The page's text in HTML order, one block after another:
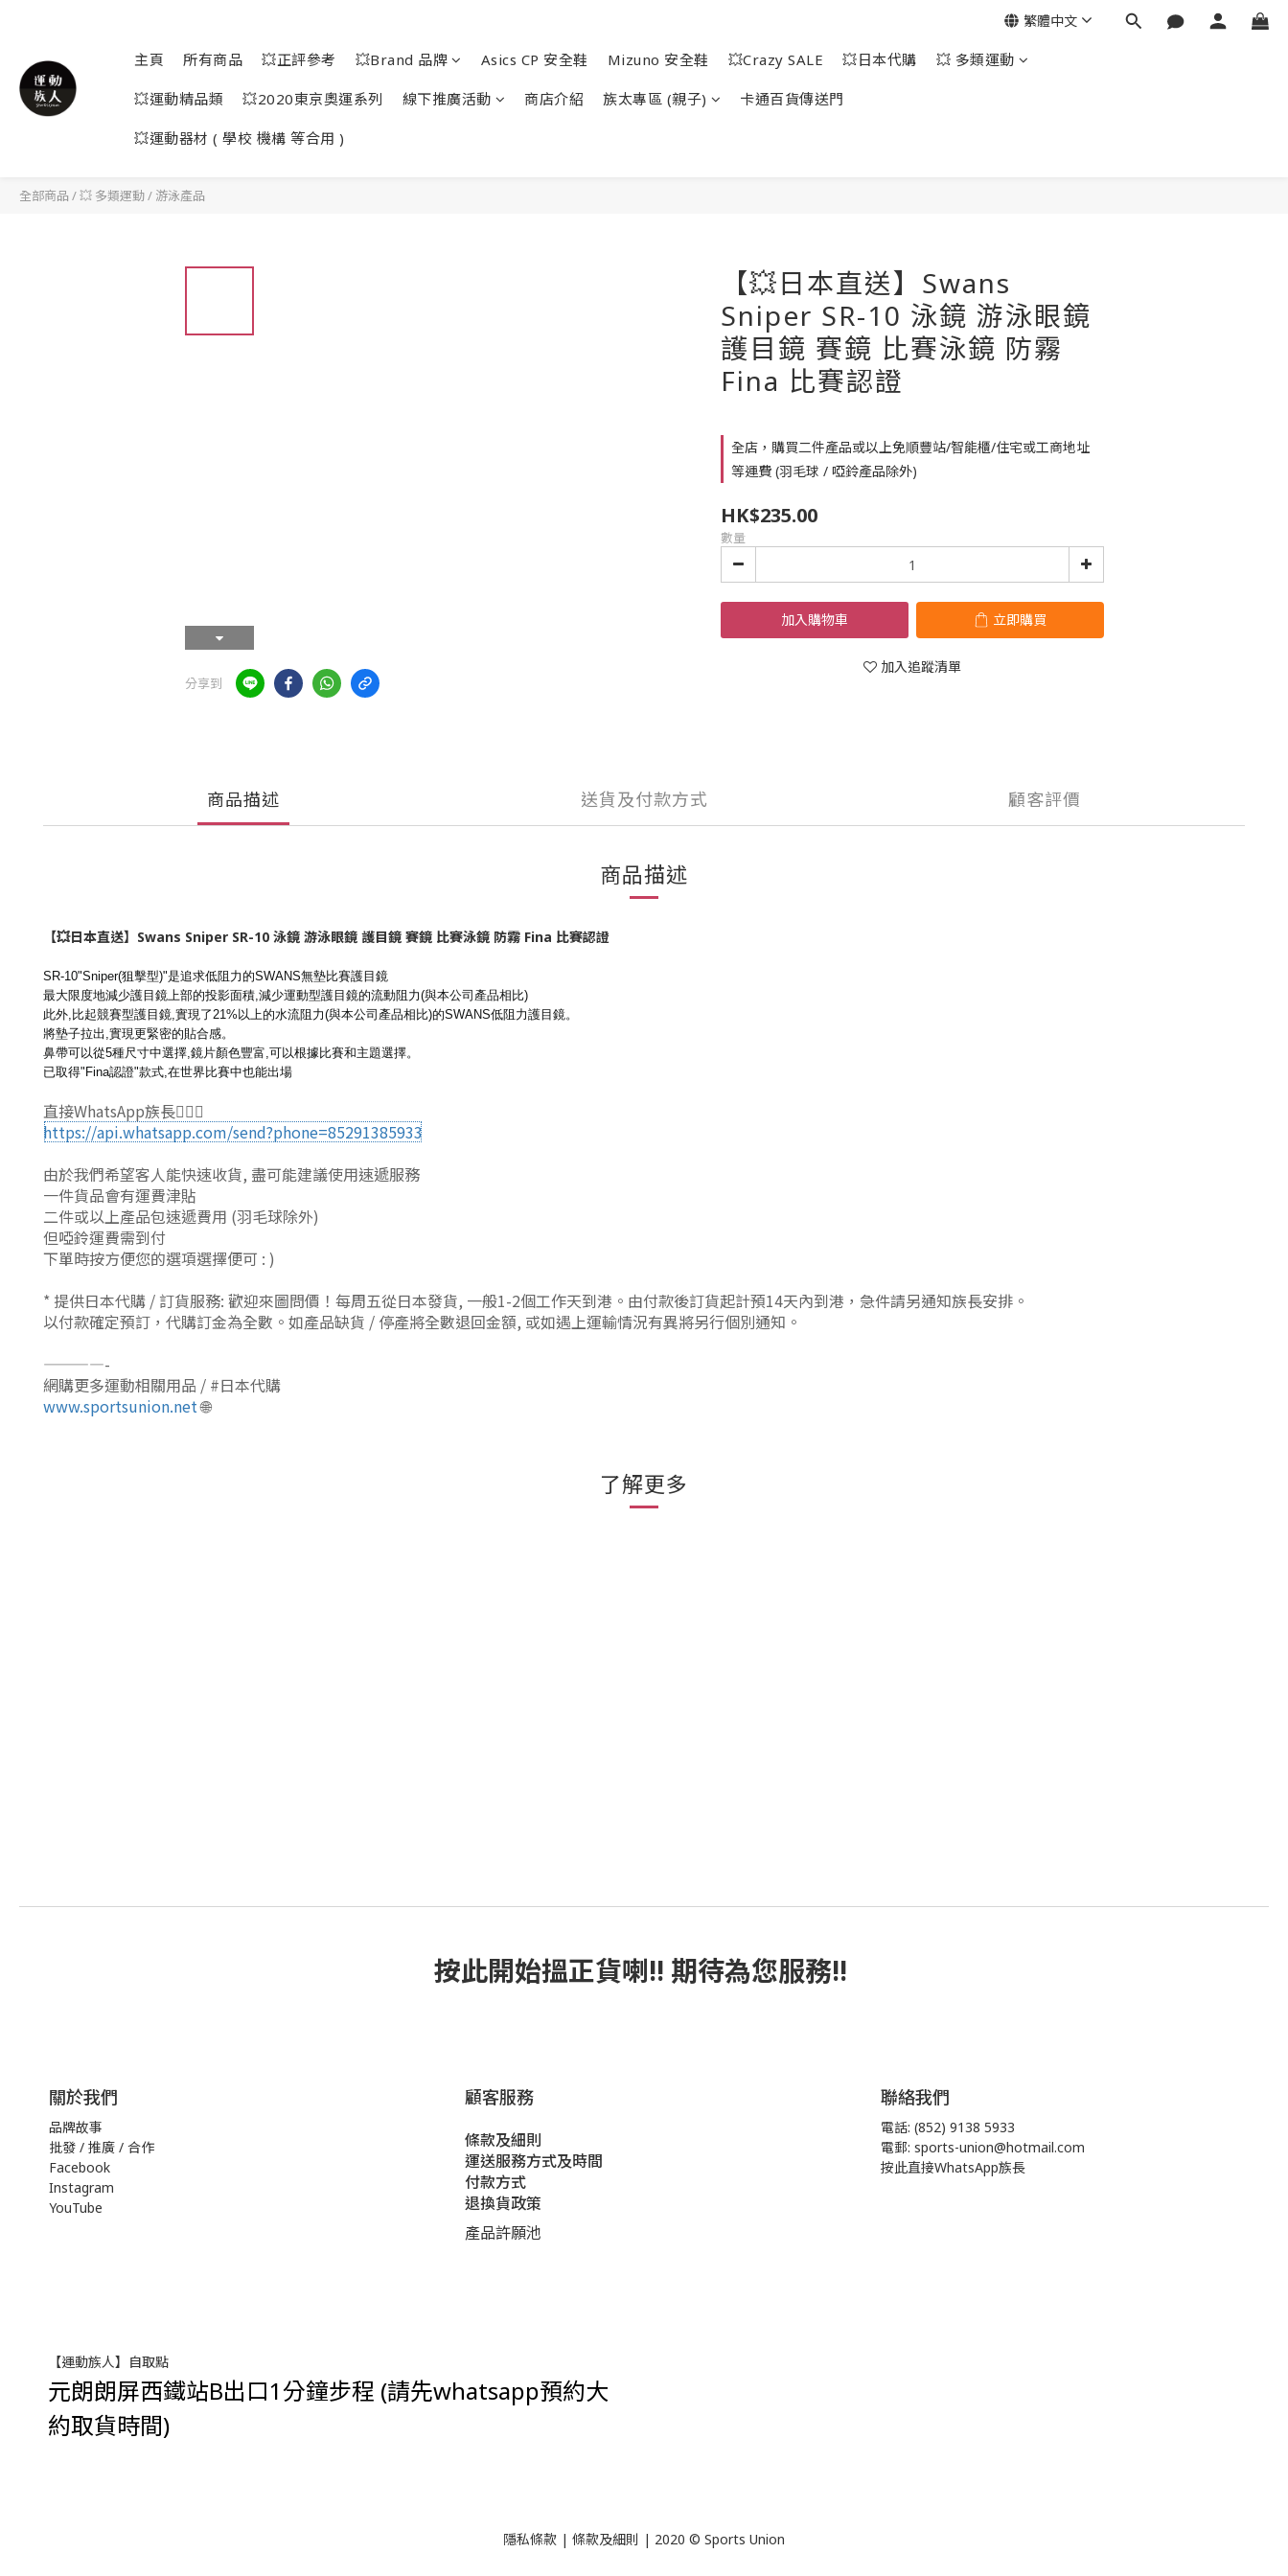
主頁 所有商品 💥正評參考 💥Brand 品牌 Asics CP 安全鞋 Mizuno 安全鞋 💥Crazy SALE 💥日本代購 💥 多類運動
💥運動精品類 💥2020東京奧運系列 線下推廣活動 商店介紹 族太專區 (親子) 卡通百貨傳送門
💥運動器材 ( 學校 機構 等合用 )
繁體中文
全部商品 /💥 多類運動/ 游泳產品
分享到
【💥日本直送】Swans
Sniper SR-10 泳鏡 游泳眼鏡
護目鏡 賽鏡 比賽泳鏡 防霧
Fina 比賽認證
全店，購買二件產品或以上免順豐站/智能櫃/住宅或工商地址
等運費 (羽毛球 / 啞鈴產品除外)
HK$235.00
數量
加入購物車 立即購買
加入追蹤清單
商品描述 送貨及付款方式 顧客評價
商品描述
【💥日本直送】Swans Sniper SR-10 泳鏡 游泳眼鏡 護目鏡 賽鏡 比賽泳鏡 防霧 Fina 比賽認證
SR-10"Sniper(狙擊型)"是追求低阻力的SWANS無墊比賽護目鏡
最大限度地減少護目鏡上部的投影面積,減少運動型護目鏡的流動阻力(與本公司產品相比)
此外,比起競賽型護目鏡,實現了21%以上的水流阻力(與本公司產品相比)的SWANS低阻力護目鏡。
將墊子拉出,實現更緊密的貼合感。
鼻帶可以從5種尺寸中選擇,鏡片顏色豐富,可以根據比賽和主題選擇。
已取得"Fina認證"款式,在世界比賽中也能出場
直接WhatsApp族長🙆🏻‍♂
https://api.whatsapp.com/send?phone=85291385933
由於我們希望客人能快速收貨, 盡可能建議使用速遞服務
一件貨品會有運費津貼
二件或以上產品包速遞費用 (羽毛球除外)
但啞鈴運費需到付
下單時按方便您的選項選擇便可 : )
* 提供日本代購 / 訂貨服務: 歡迎來圖問價！每周五從日本發貨, 一般1-2個工作天到港。由付款後訂貨起計預14天內到港，急件請另通知族長安排。
以付款確定預訂，代購訂金為全數。如產品缺貨 / 停產將全數退回金額, 或如遇上運輸情況有異將另行個別通知。
————-
網購更多運動相關用品 / #日本代購
www.sportsunion.net🌐
了解更多
按此開始搵正貨喇!! 期待為您服務!!
關於我們
品牌故事
批發 / 推廣 / 合作
Facebook
Instagram
YouTube
顧客服務
條款及細則
運送服務方式及時間
付款方式
退換貨政策
產品許願池
聯絡我們
電話: (852) 9138 5933
電郵: sports-union@hotmail.com
按此直接WhatsApp族長
【運動族人】自取點
元朗朗屏西鐵站B出口1分鐘步程 (請先whatsapp預約大
約取貨時間)
隱私條款 | 條款及細則 | 2020 © Sports Union